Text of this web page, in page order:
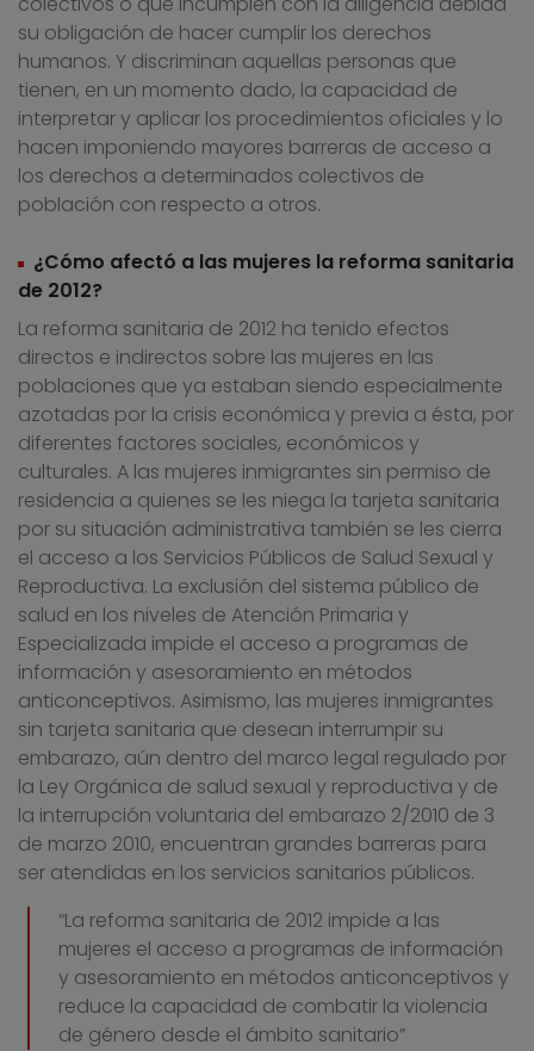
su obligación de hacer cumplir los derechos
humanos. Y discriminan aquellas personas que
tienen, en un momento dado, la capacidad de
interpretar y aplicar los procedimientos oficiales y lo
hacen imponiendo mayores barreras de acceso a
los derechos a determinados colectivos de
población con respecto a otros.
¿Cómo afectó a las mujeres la reforma sanitaria
de 2012?
La reforma sanitaria de 2012 ha tenido efectos
directos e indirectos sobre las mujeres en las
poblaciones que ya estaban siendo especialmente
azotadas por la crisis económica y previa a ésta, por
diferentes factores sociales, económicos y
culturales. A las mujeres inmigrantes sin permiso de
residencia a quienes se les niega la tarjeta sanitaria
por su situación administrativa también se les cierra
el acceso a los Servicios Públicos de Salud Sexual y
Reproductiva. La exclusión del sistema público de
salud en los niveles de Atención Primaria y
Especializada impide el acceso a programas de
información y asesoramiento en métodos
anticonceptivos. Asimismo, las mujeres inmigrantes
sin tarjeta sanitaria que desean interrumpir su
embarazo, aún dentro del marco legal regulado por
la Ley Orgánica de salud sexual y reproductiva y de
la interrupción voluntaria del embarazo 2/2010 de 3
de marzo 2010, encuentran grandes barreras para
ser atendidas en los servicios sanitarios públicos.
“La reforma sanitaria de 2012 impide a las
mujeres el acceso a programas de información
y asesoramiento en métodos anticonceptivos y
reduce la capacidad de combatir la violencia
de género desde el ámbito sanitario”